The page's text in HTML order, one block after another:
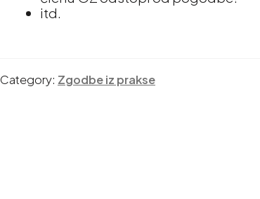
itd.
Category: Zgodbe iz prakse